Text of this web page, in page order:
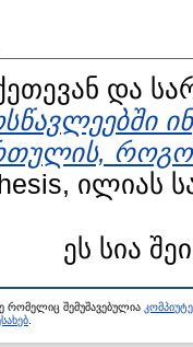
და
ილიას
ეს სია
რომელიც შემუშავებულია